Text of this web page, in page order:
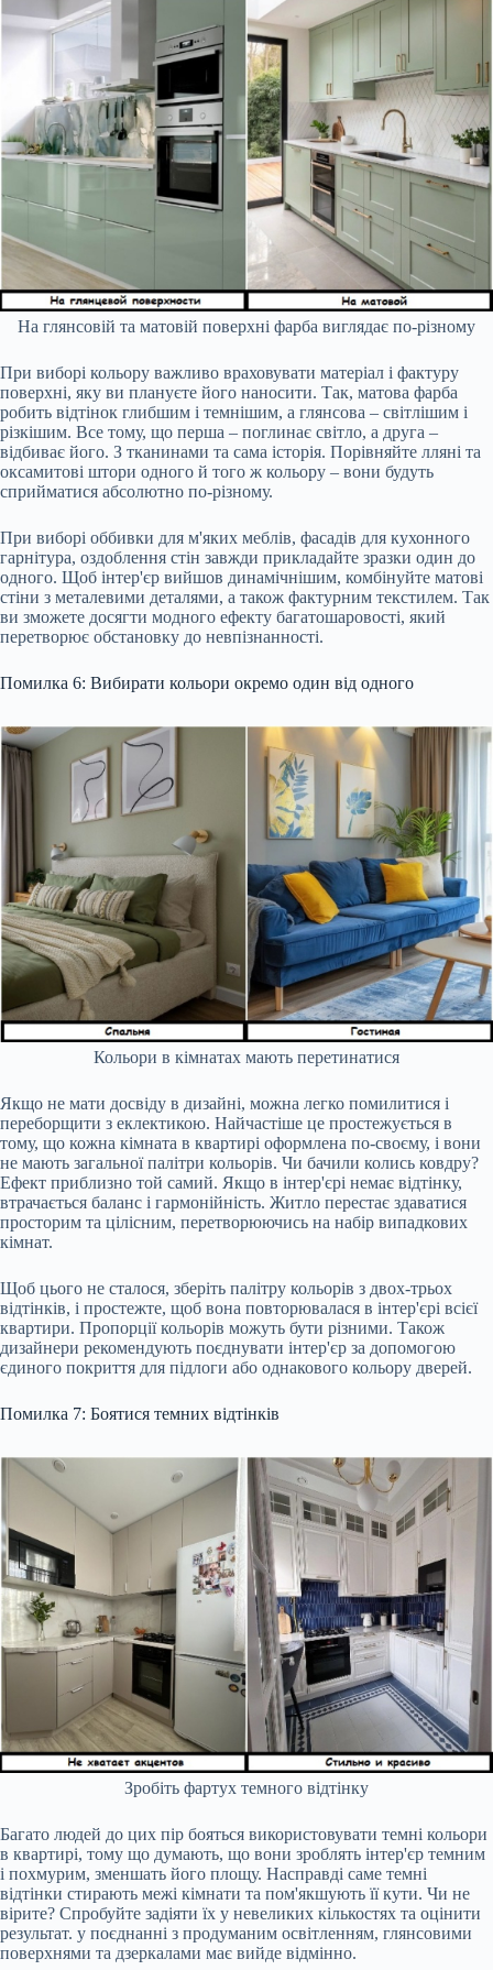
На глянсовій та матовій поверхні фарба виглядає по-різному
При виборі кольору важливо враховувати матеріал і фактуру
поверхні, яку ви плануєте його наносити. Так, матова фарба
робить відтінок глибшим і темнішим, а глянсова – світлішим і
різкішим. Все тому, що перша – поглинає світло, а друга –
відбиває його. З тканинами та сама історія. Порівняйте лляні та
оксамитові штори одного й того ж кольору – вони будуть
сприйматися абсолютно по-різному.
При виборі оббивки для м'яких меблів, фасадів для кухонного
гарнітура, оздоблення стін завжди прикладайте зразки один до
одного. Щоб інтер'єр вийшов динамічнішим, комбінуйте матові
стіни з металевими деталями, а також фактурним текстилем. Так
ви зможете досягти модного ефекту багатошаровості, який
перетворює обстановку до невпізнанності.
Помилка 6: Вибирати кольори окремо один від одного
Кольори в кімнатах мають перетинатися
Якщо не мати досвіду в дизайні, можна легко помилитися і
переборщити з еклектикою. Найчастіше це простежується в
тому, що кожна кімната в квартирі оформлена по-своєму, і вони
не мають загальної палітри кольорів. Чи бачили колись ковдру?
Ефект приблизно той самий. Якщо в інтер'єрі немає відтінку,
втрачається баланс і гармонійність. Житло перестає здаватися
просторим та цілісним, перетворюючись на набір випадкових
кімнат.
Щоб цього не сталося, зберіть палітру кольорів з двох-трьох
відтінків, і простежте, щоб вона повторювалася в інтер'єрі всієї
квартири. Пропорції кольорів можуть бути різними. Також
дизайнери рекомендують поєднувати інтер'єр за допомогою
єдиного покриття для підлоги або однакового кольору дверей.
Помилка 7: Боятися темних відтінків
Зробіть фартух темного відтінку
Багато людей до цих пір бояться використовувати темні кольори
в квартирі, тому що думають, що вони зроблять інтер'єр темним
і похмурим, зменшать його площу. Насправді саме темні
відтінки стирають межі кімнати та пом'якшують її кути. Чи не
вірите? Спробуйте задіяти їх у невеликих кількостях та оцінити
результат. у поєднанні з продуманим освітленням, глянсовими
поверхнями та дзеркалами має вийде відмінно.